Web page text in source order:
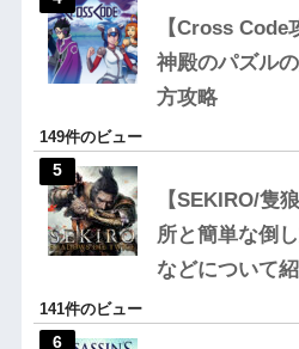
【Cross
神殿のパズル
方攻略
149件のビュー
【SEKIRO/隻
所と簡単な倒
などについて
141件のビュー